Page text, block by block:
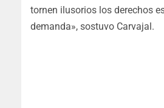
tornen ilusorios los derechos
demanda», sostuvo Carvajal.